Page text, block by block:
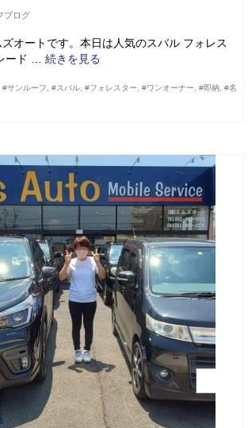
ログ
ーム
ら
ブログ
オートです。本日は人気のスバル フォレス
ード … 続きを見る
#サンルーフ #スバル #フォレスター #ワンオーナー #即納 #名